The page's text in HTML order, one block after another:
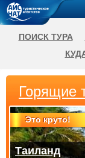
Горящие
Это круто!
Таиланд
ПОИСК ТУРА